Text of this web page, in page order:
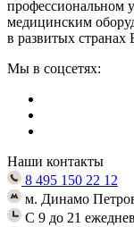
профессиональном
медицинским
в развитых
Мы в соцсетях:
Наши контакты
8 495 150 22 12
м. Динамо
C 9 до 21